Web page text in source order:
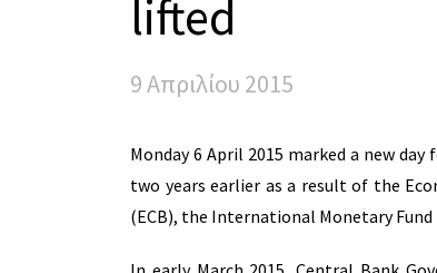
lifted
9 Απριλίου 2015
Monday 6 April 2015 marked a new
two years earlier as a result of the
(ECB), the International Monetary